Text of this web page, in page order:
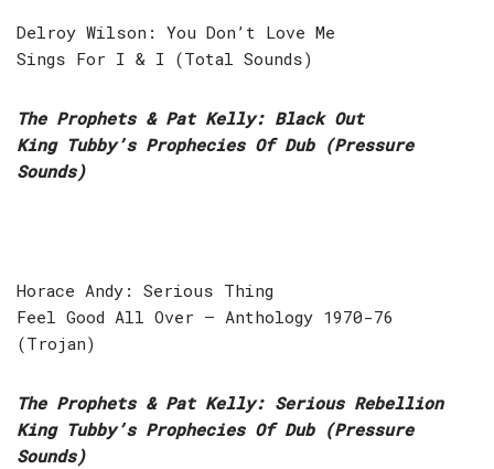
Delroy Wilson: You Don’t Love Me
Sings For I & I (Total Sounds)
The Prophets & Pat Kelly: Black Out
King Tubby’s Prophecies Of Dub (Pressure
Sounds)
Horace Andy: Serious Thing
Feel Good All Over – Anthology 1970-76
(Trojan)
The Prophets & Pat Kelly: Serious Rebellion
King Tubby’s Prophecies Of Dub (Pressure
Sounds)